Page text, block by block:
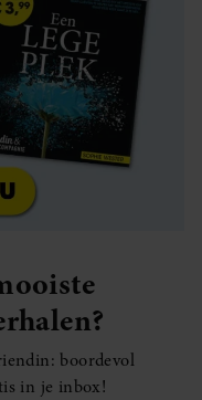
boordevol
in je inbox!